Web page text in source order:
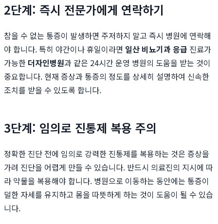
2단계: 즉시 전문가에게 연락하기
참을 수 없는 통증이 발생하면 주저하지 말고 즉시 병원에 연락해
야 합니다. 특히 야간이나 휴일이라면 일산 비뇨기과 응급 진료가
가능한 더자인병원과 같은 24시간 운영 병원의 도움을 받는 것이
중요합니다. 현재 증상과 통증의 정도를 상세히 설명하여 신속한
조치를 받을 수 있도록 합니다.
3단계: 임의로 진통제 복용 주의
정확한 진단 전에 임의로 강력한 진통제를 복용하는 것은 증상을
가려 진단을 어렵게 만들 수 있습니다. 반드시 의료진의 지시에 따
라 약물을 복용해야 합니다. 병원으로 이동하는 동안에는 통증이
덜한 자세를 유지하고 몸을 따뜻하게 하는 것이 도움이 될 수 있습
니다.